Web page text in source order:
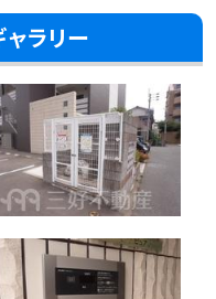
ラリー